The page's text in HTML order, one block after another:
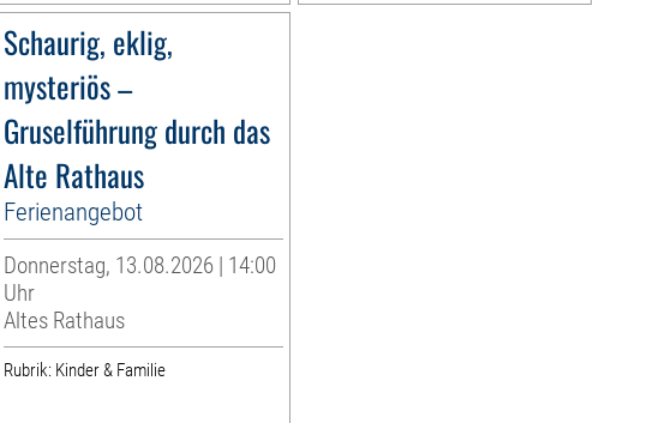
Schaurig, eklig,
mysteriös –
Gruselführung durch das
Alte Rathaus
Ferienangebot
Donnerstag, 13.08.2026 | 14:00
Uhr
Altes Rathaus
Rubrik: Kinder & Familie